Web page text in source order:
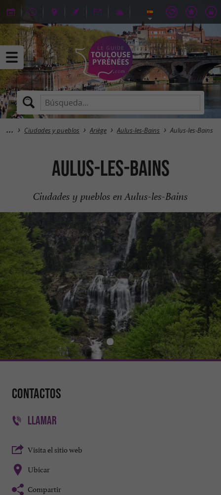
Ciudades y pueblos Ariège Aulus-les-Bains Aulus-les-Bains
Aulus-les-Bains
Ciudades y pueblos en Aulus-les-Bains
Contactos
LLAMAR
Visita el sitio web
Ubicar
Compartir